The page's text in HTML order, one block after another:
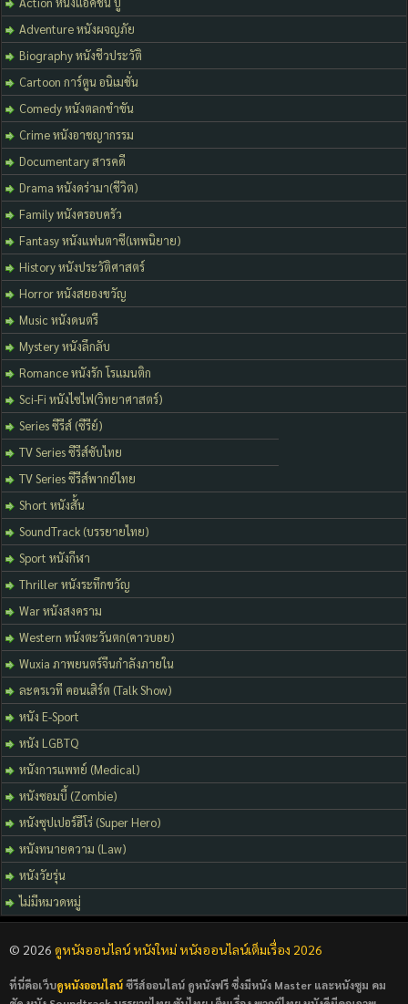
Adventure หนังผจญภัย
Biography หนังชีวประวัติ
Cartoon การ์ตูน อนิเมชั่น
Comedy หนังตลกขำขัน
Crime หนังอาชญากรรม
Documentary สารคดี
Drama หนังดร่ามา(ชีวิต)
Family หนังครอบครัว
Fantasy หนังแฟนตาซี(เทพนิยาย)
History หนังประวัติศาสตร์
Horror หนังสยองขวัญ
Music หนังดนตรี
Mystery หนังลึกลับ
Romance หนังรัก โรแมนติก
Sci-Fi หนังไซไฟ(วิทยาศาสตร์)
Series ซีรีส์ (ซีรีย์)
TV Series ซีรีส์ซับไทย
TV Series ซีรีส์พากย์ไทย
Short หนังสั้น
SoundTrack (บรรยายไทย)
Sport หนังกีฬา
Thriller หนังระทึกขวัญ
War หนังสงคราม
Western หนังตะวันตก(คาวบอย)
Wuxia ภาพยนตร์จีนกำลังภายใน
ละครเวที คอนเสิร์ต (Talk Show)
หนัง E-Sport
หนัง LGBTQ
หนังการแพทย์ (Medical)
หนังซอมบี้ (Zombie)
หนังซุปเปอร์ฮีโร่ (Super Hero)
หนังทนายความ (Law)
หนังวัยรุ่น
ไม่มีหมวดหมู่
© 2026 ดูหนังออนไลน์ หนังใหม่ หนังออนไลน์เต็มเรื่อง 2026
ที่นี่คือเว็บดูหนังออนไลน์ซีรีส์ออนไลน์ ดูหนังฟรี ซึ่งมีหนัง Master และหนังซูม คม